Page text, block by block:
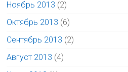
Ноябрь 2013 (2)
Октябрь 2013 (6)
Сентябрь 2013 (2)
Август 2013 (4)